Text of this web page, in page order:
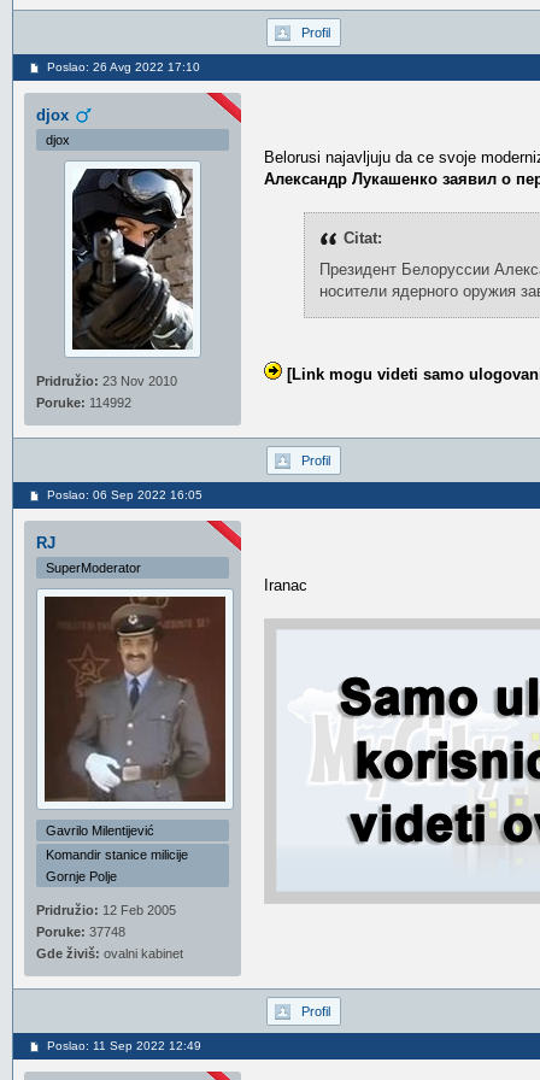
Profil
Poslao: 26 Avg 2022 17:10
djox
djox
Pridružio: 23 Nov 2010
Poruke: 114992
Belorusi najavljuju da ce svoje
Александр Лукашенко заявил о
Citat:
Президент Белоруссии
носители ядерного оружия
[Link mogu videti samo
Profil
Poslao: 06 Sep 2022 16:05
RJ
SuperModerator
Gavrilo Milentijević
Komandir stanice milicije
Gornje Polje
Pridružio: 12 Feb 2005
Poruke: 37748
Gde živiš: ovalni kabinet
Iranac
Profil
Poslao: 11 Sep 2022 12:49